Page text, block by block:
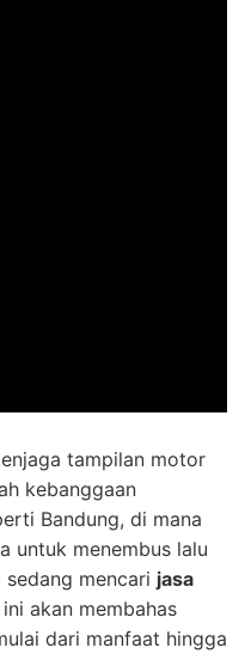
tampilan motor
kebanggaan
Bandung, di mana
untuk menembus lalu
mencari jasa
akan membahas
dari manfaat hingga